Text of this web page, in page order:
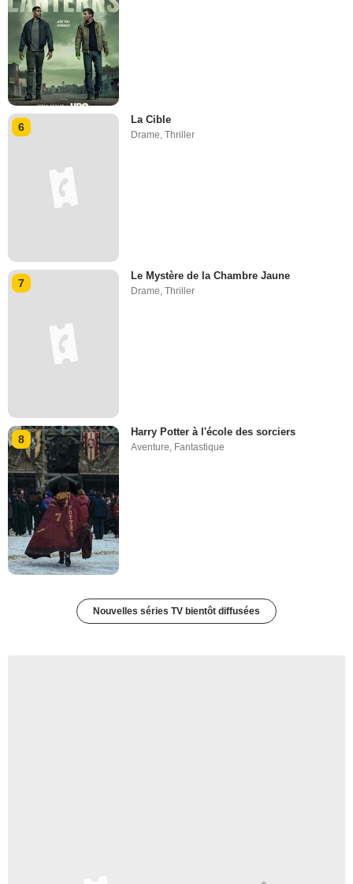
6
La Cible
Drame ,Thriller
7
Le Mystère de la Chambre Jaune
Drame,Thriller
8
Harry Potter à l'école des sorciers
Aventure, Fantastique
Nouvelles séries TV bientôt diffusées